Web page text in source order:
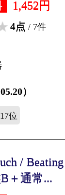
1,452円
4点 / 7件
）
位
/
＋通常...